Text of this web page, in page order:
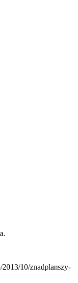
2013/10/znadplanszy-